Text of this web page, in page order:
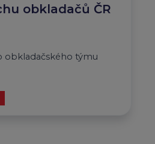
obkladačů ČR
obkladačského týmu